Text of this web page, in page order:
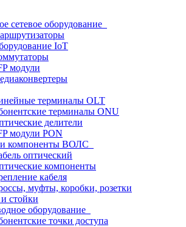
сетевое оборудование
IoT
модули
терминалы OLT
терминалы ONU
делители
модули PON
компоненты ВОЛС
оптический
компоненты
кабеля
муфты, коробки, розетки
стойки
оборудование
точки доступа